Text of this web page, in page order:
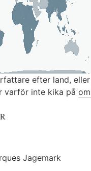
efter land, eller
varför inte kika på
Jagemark